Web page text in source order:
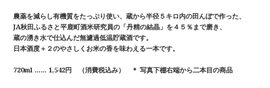
農薬を減らし有機質をたっぷり使い、蔵から半径５キロ内の田んぼで作った、
JA秋田ふるさと平鹿町酒米研究員の「丹精の結晶」を４５％まで磨き、
蔵の湧き水で仕込んだ無濾過低温貯蔵酒です。
日本酒度＋２のやさしくお米の香を味わえる一本です。
720ml …… 1,542円 （消費税込み） ＊ 写真下棚右端から二本目の商品